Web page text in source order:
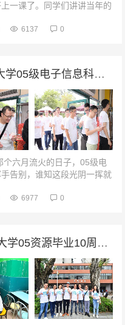
一课了。同学们讲讲当年的
6137 0
欢聚十年，再遇青春 | 中山大学05级电子信息科学与技术专业毕业10周年聚会
六月流火的日子，05级电
告别，谁知这段光阴一挥就
6977 0
零五资源，拾年如初丨中山大学05资源毕业10周年聚会